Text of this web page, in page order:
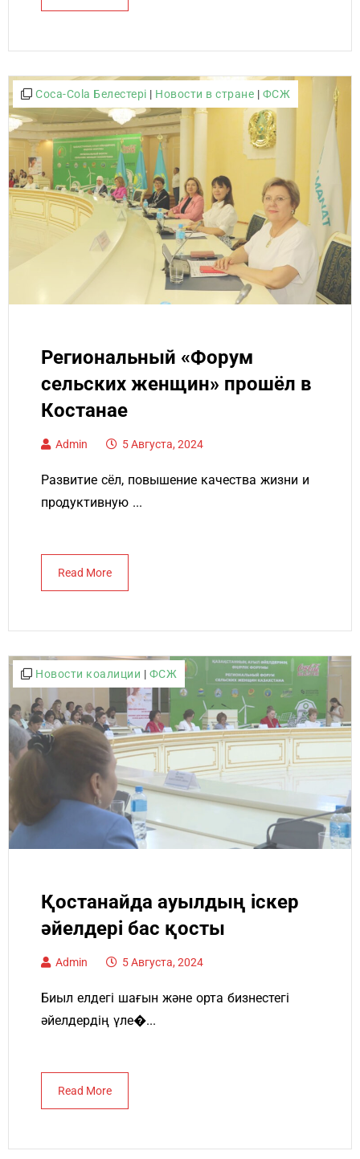
Coca-Cola Белестері | Новости в стране | ФСЖ
Региональный «Форум
сельских женщин» прошёл в
Костанае
Admin 5 Августа, 2024
Развитие сёл, повышение качества жизни и
продуктивную ...
Read More
Новости коалиции | ФСЖ
Қостанайда ауылдың іскер
әйелдері бас қосты
Admin 5 Августа, 2024
Биыл елдегі шағын және орта бизнестегі
әйелдердің үле�...
Read More